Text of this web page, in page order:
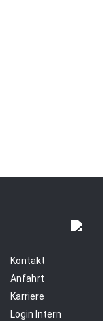
Kontakt
Anfahrt
Karriere
Login Intern